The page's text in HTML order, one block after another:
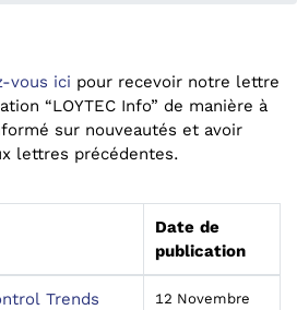
vous ici pour recevoir notre lettre
“LOYTEC Info” de manière à
sur nouveautés et avoir
lettres précédentes.
Date de
publication
Trends
12 Novembre